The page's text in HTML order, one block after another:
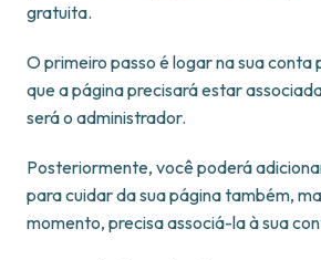
gratuita.
O primeiro passo é logar na sua conta
que a página precisará estar
será o administrador.
Posteriormente, você poderá
para cuidar da sua página também,
momento, precisa associá-la à sua